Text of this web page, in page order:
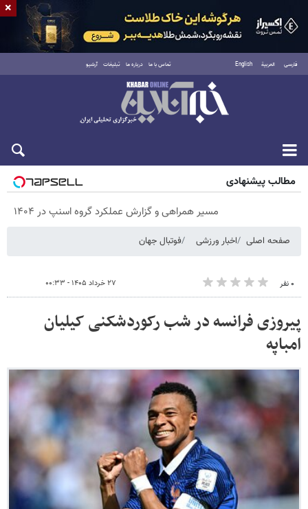
فارسی العربية English تماس با ما درباره ما تبلیغات آرشیو
پنجشنبه ۱۵ مرداد ۱۴۰۵
مطالب پیشنهادی
مسیر همراهی و گزارش عملکرد گروه اسنپ در ۱۴۰۴
صفحه اصلی اخبار ورزشی فوتبال جهان
۰ نفر ۲۷ خرداد ۱۴۰۵ - ۰۰:۳۳
پیروزی فرانسه در شب رکوردشکنی کیلیان
امباپه
×